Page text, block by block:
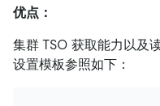
优点：
集群 TSO 获取能力以及
设置模板参照如下：